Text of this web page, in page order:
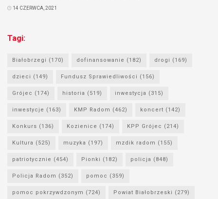
14 CZERWCA, 2021
Tagi:
Białobrzegi (170) dofinansowanie (182) drogi (169)
dzieci (149) Fundusz Sprawiedliwości (156)
Grójec (174) historia (519) inwestycja (315)
inwestycje (163) KMP Radom (462) koncert (142)
Konkurs (136) Kozienice (174) KPP Grójec (214)
Kultura (525) muzyka (197) mzdik radom (155)
patriotycznie (454) Pionki (182) policja (848)
Policja Radom (352) pomoc (359)
pomoc pokrzywdzonym (724) Powiat Białobrzeski (279)